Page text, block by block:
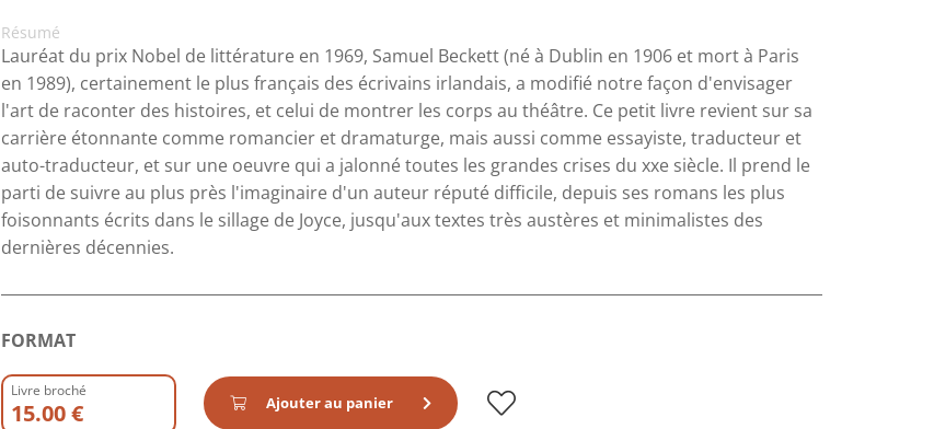
Résumé
Lauréat du prix Nobel de littérature en 1969, Samuel Beckett (né à Dublin en 1906 et mort à Paris
en 1989), certainement le plus français des écrivains irlandais, a modifié notre façon d'envisager
l'art de raconter des histoires, et celui de montrer les corps au théâtre. Ce petit livre revient sur sa
carrière étonnante comme romancier et dramaturge, mais aussi comme essayiste, traducteur et
auto-traducteur, et sur une oeuvre qui a jalonné toutes les grandes crises du xxe siècle. Il prend le
parti de suivre au plus près l'imaginaire d'un auteur réputé difficile, depuis ses romans les plus
foisonnants écrits dans le sillage de Joyce, jusqu'aux textes très austères et minimalistes des
dernières décennies.
FORMAT
Livre broché
15.00 € Ajouter au panier